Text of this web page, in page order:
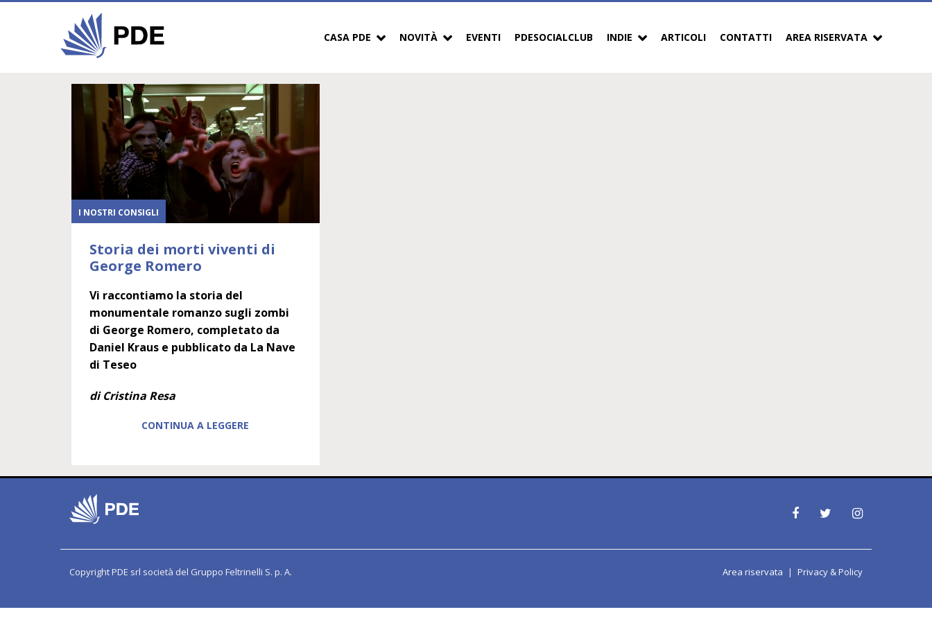
CASA PDE NOVITÀ EVENTI PDESOCIALCLUB INDIE ARTICOLI CONTATTI AREA RISERVATA
I NOSTRI CONSIGLI
Storia dei morti viventi di
George Romero
Vi raccontiamo la storia del
monumentale romanzo sugli zombi
di George Romero, completato da
Daniel Kraus e pubblicato da La Nave
di Teseo
di Cristina Resa
CONTINUA A LEGGERE
Copyright PDE srl società del Gruppo Feltrinelli S. p. A. Area riservata Privacy & Policy